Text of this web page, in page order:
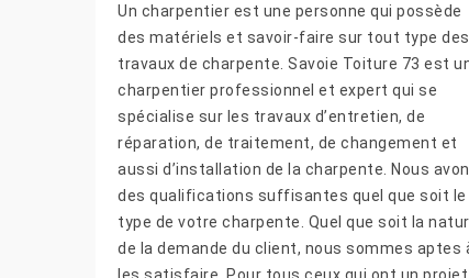
Un charpentier est une personne qui possède
des matériels et savoir-faire sur tout type des
travaux de charpente. Savoie Toiture 73 est
charpentier professionnel et expert qui se
spécialise sur les travaux d’entretien, de
réparation, de traitement, de changement et
aussi d’installation de la charpente. Nous
des qualifications suffisantes quel que soit le
type de votre charpente. Quel que soit la
de la demande du client, nous sommes aptes
les satisfaire. Pour tous ceux qui ont un projet